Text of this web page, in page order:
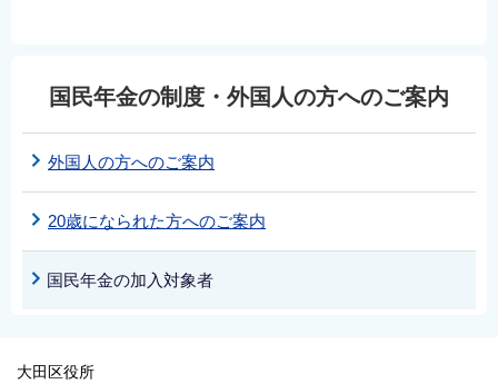
国民年金の制度・外国人の方へのご案内
外国人の方へのご案内
20歳になられた方へのご案内
国民年金の加入対象者
大田区役所